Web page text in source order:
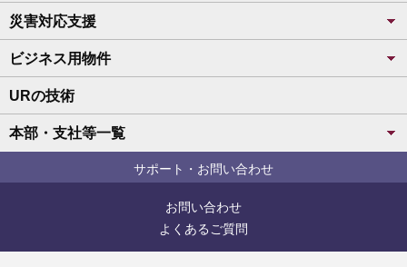
災害対応支援
ビジネス用物件
URの技術
本部・支社等一覧
サポート・お問い合わせ
お問い合わせ
よくあるご質問